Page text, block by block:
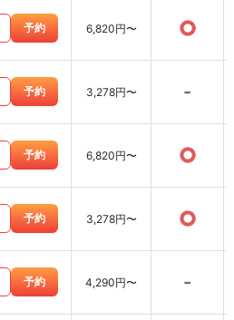
予約 6,820円〜 ○
予約 3,278円〜 -
予約 6,820円〜 ○
予約 3,278円〜 ○
予約 4,290円〜 -